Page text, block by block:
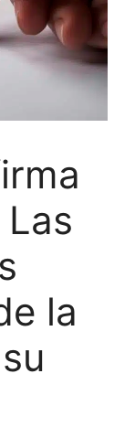
la